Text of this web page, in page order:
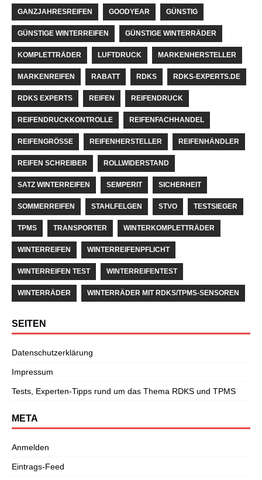
GANZJAHRESREIFEN GOODYEAR GÜNSTIG
GÜNSTIGE WINTERREIFEN GÜNSTIGE WINTERRÄDER
KOMPLETTRÄDER LUFTDRUCK MARKENHERSTELLER
MARKENREIFEN RABATT RDKS RDKS-EXPERTS.DE
RDKS EXPERTS REIFEN REIFENDRUCK
REIFENDRUCKKONTROLLE REIFENFACHHANDEL
REIFENGRÖSSE REIFENHERSTELLER REIFENHÄNDLER
REIFEN SCHREIBER ROLLWIDERSTAND
SATZ WINTERREIFEN SEMPERIT SICHERHEIT
SOMMERREIFEN STAHLFELGEN STVO TESTSIEGER
TPMS TRANSPORTER WINTERKOMPLETTRÄDER
WINTERREIFEN WINTERREIFENPFLICHT
WINTERREIFEN TEST WINTERREIFENTEST
WINTERRÄDER WINTERRÄDER MIT RDKS/TPMS-SENSOREN
SEITEN
Datenschutzerklärung
Impressum
Tests, Experten-Tipps rund um das Thema RDKS und TPMS
META
Anmelden
Eintrags-Feed